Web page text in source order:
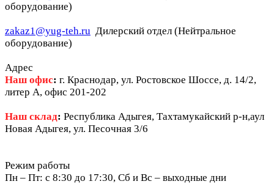
оборудование)
zakaz1@yug-teh.ru Дилерский отдел (Нейтральное
оборудование)
Адрес
Наш офис: г. Краснодар, ул. Ростовское Шоссе, д. 14/2,
литер А, офис 201-202
Наш склад: Республика Адыгея, Тахтамукайский р-н,аул
Новая Адыгея, ул. Песочная 3/6
Режим работы
Пн – Пт: c 8:30 до 17:30, Сб и Вс – выходные дни